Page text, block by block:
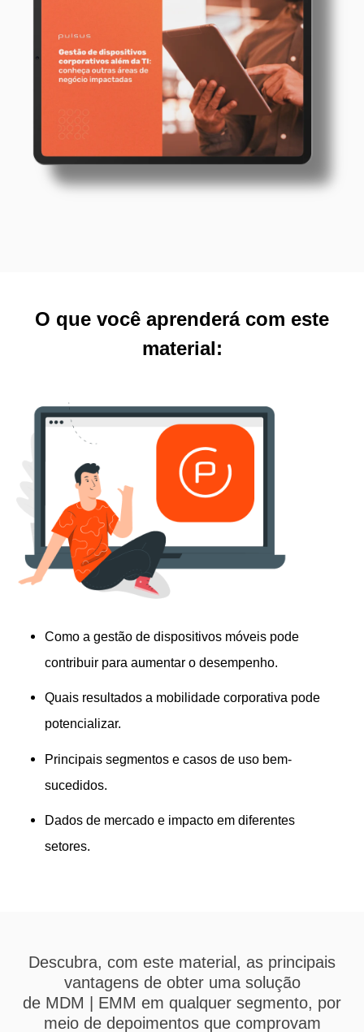
O que você aprenderá com este
material:
Como a gestão de dispositivos móveis pode
contribuir para aumentar o desempenho.
Quais resultados a mobilidade corporativa pode
potencializar.
Principais segmentos e casos de uso bem-
sucedidos.
Dados de mercado e impacto em diferentes
setores.
Descubra, com este material, as principais
vantagens de obter uma solução
de MDM | EMM em qualquer segmento, por
meio de depoimentos que comprovam